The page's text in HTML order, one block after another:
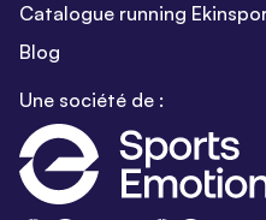
Catalogue running
Blog
Une société de :